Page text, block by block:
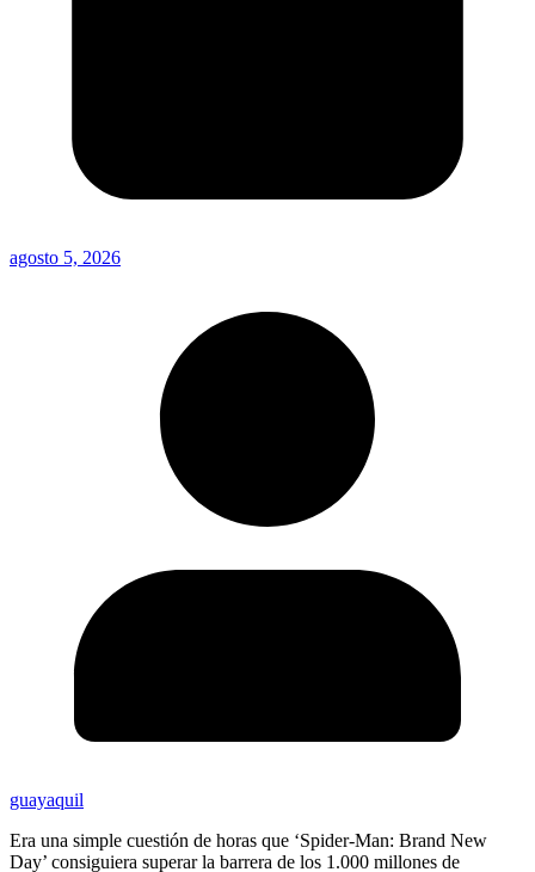
agosto 5, 2026
guayaquil
Era una simple cuestión de horas que ‘Spider-Man: Brand New
Day’ consiguiera superar la barrera de los 1.000 millones de